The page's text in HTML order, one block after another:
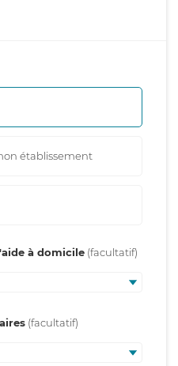
établissement
à domicile